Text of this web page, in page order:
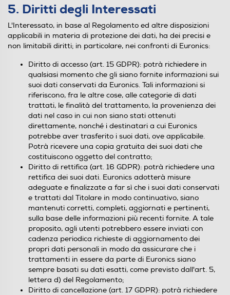
5. Diritti degli Interessati
L'Interessato, in base al Regolamento ed altre disposizioni
applicabili in materia di protezione dei dati, ha dei precisi e
non limitabili diritti; in particolare, nei confronti di Euronics:
Diritto di accesso (art. 15 GDPR): potrà richiedere in
qualsiasi momento che gli siano fornite informazioni sui
suoi dati conservati da Euronics. Tali informazioni si
riferiscono, fra le altre cose, alle categorie di dati
trattati, le finalità del trattamento, la provenienza dei
dati nel caso in cui non siano stati ottenuti
direttamente, nonché i destinatari a cui Euronics
potrebbe aver trasferito i suoi dati, ove applicabile.
Potrà ricevere una copia gratuita dei suoi dati che
costituiscono oggetto del contratto;
Diritto di rettifica (art. 16 GDPR): potrà richiedere una
rettifica dei suoi dati. Euronics adotterà misure
adeguate e finalizzate a far sì che i suoi dati conservati
e trattati dal Titolare in modo continuativo, siano
mantenuti corretti, completi, aggiornati e pertinenti,
sulla base delle informazioni più recenti fornite. A tale
proposito, agli utenti potrebbero essere inviati con
cadenza periodica richieste di aggiornamento dei
propri dati personali in modo da assicurare che i
trattamenti in essere da parte di Euronics siano
sempre basati su dati esatti, come previsto dall'art. 5,
lettera d) del Regolamento;
Diritto di cancellazione (art. 17 GDPR): potrà richiedere